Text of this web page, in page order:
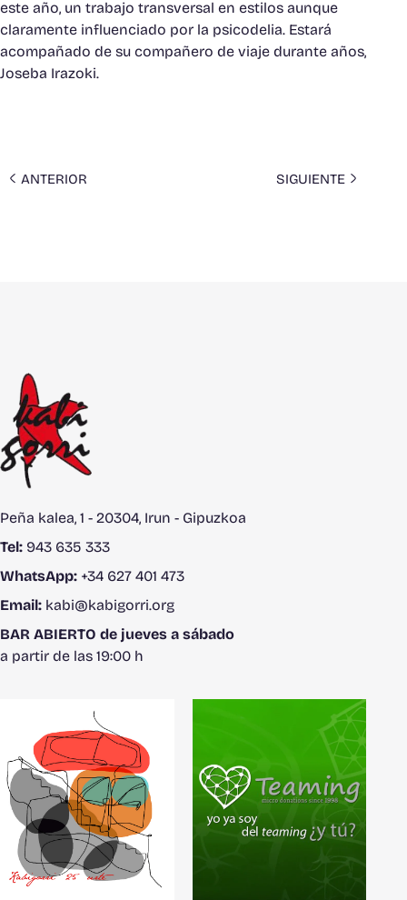
este año, un trabajo transversal en estilos aunque
claramente influenciado por la psicodelia. Estará
acompañado de su compañero de viaje durante años,
Joseba Irazoki.
ANTERIOR SIGUIENTE
Peña kalea, 1 - 20304, Irun - Gipuzkoa
Tel: 943 635 333
WhatsApp: +34 627 401 473
Email: kabi@kabigorri.org
BAR ABIERTO de jueves a sábado
a partir de las 19:00 h